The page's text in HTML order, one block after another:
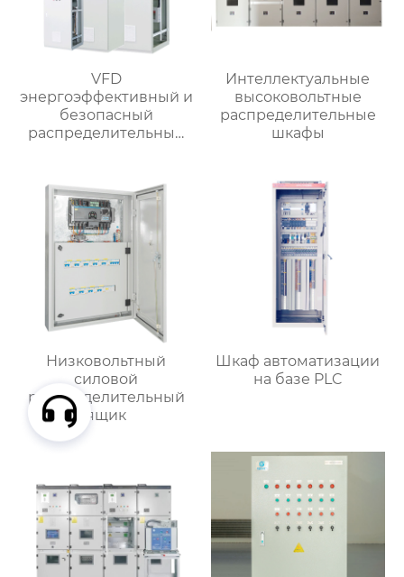
VFD
энергоэффективный и
безопасный
распределительный
Интеллектуальные
высоковольтные
распределительные
шкафы
Низковольтный
силовой
распределительный
ящик
Шкаф автоматизации
на базе PLC